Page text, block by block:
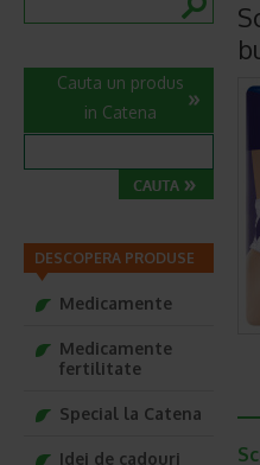
Cauta un produs
in Catena
DESCOPERA PRODUSE
Medicamente
Medicamente
fertilitate
Special la Catena
Idei de cadouri